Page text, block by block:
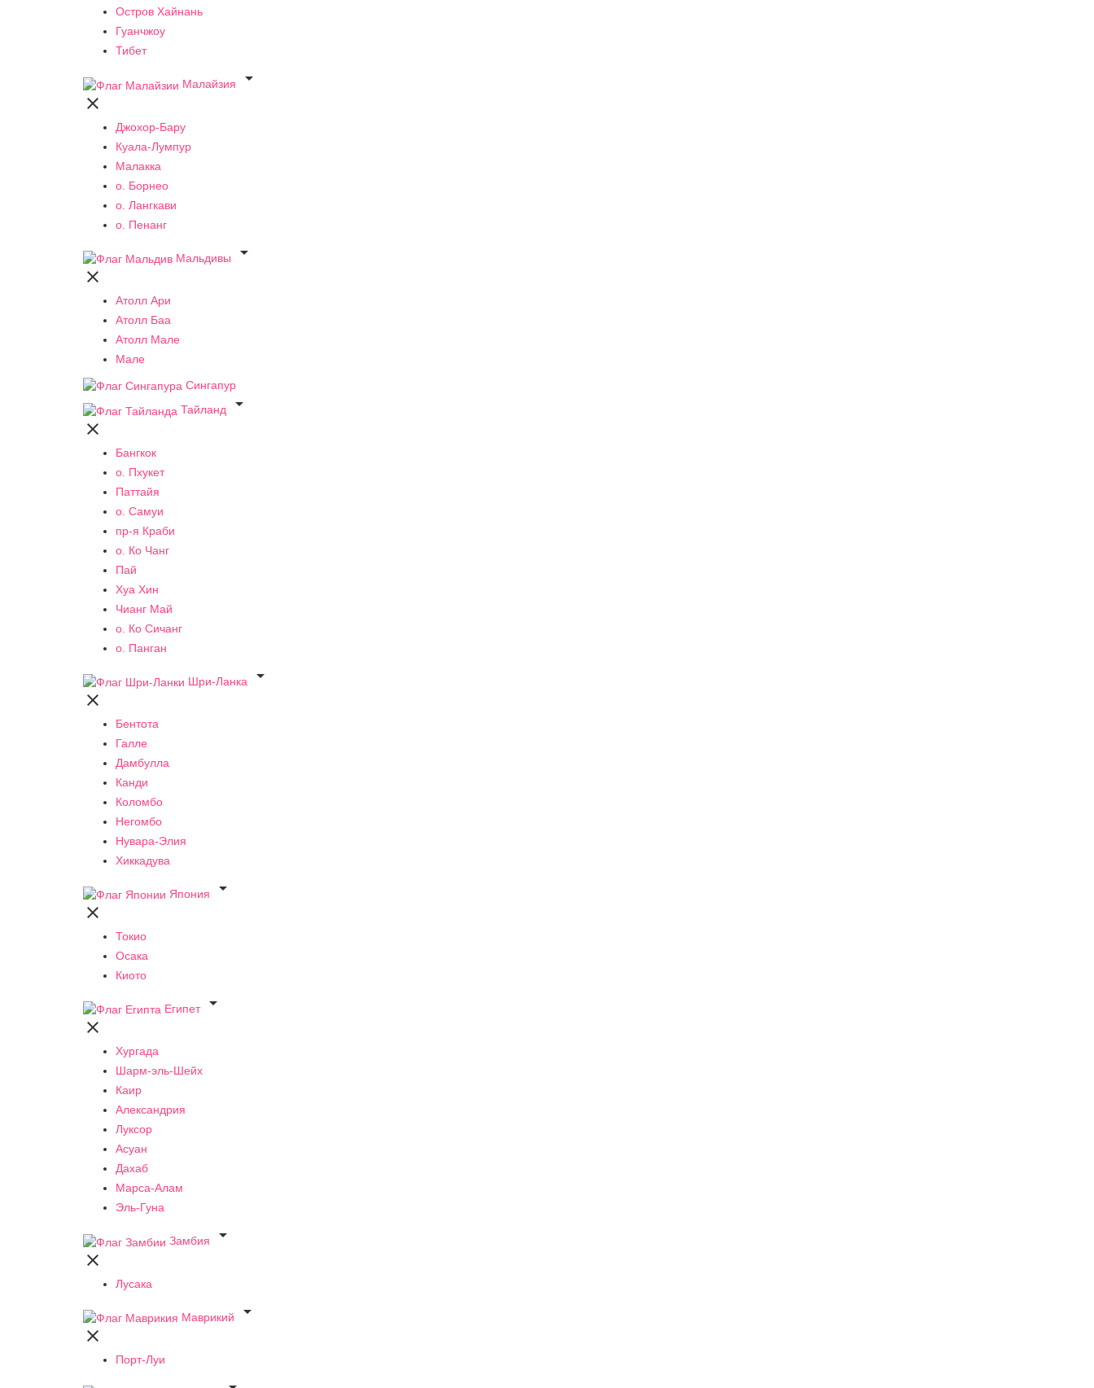
Остров Хайнань
Гуанчжоу
Тибет
Малайзия


Джохор-Бару
Куала-Лумпур
Малакка
о. Борнео
о. Лангкави
о. Пенанг
Мальдивы


Атолл Ари
Атолл Баа
Атолл Мале
Мале
Сингапур
Тайланд


Бангкок
о. Пхукет
Паттайя
о. Самуи
пр-я Краби
о. Ко Чанг
Пай
Хуа Хин
Чианг Май
о. Ко Сичанг
о. Панган
Шри-Ланка


Бентота
Галле
Дамбулла
Канди
Коломбо
Негомбо
Нувара-Элия
Хиккадува
Япония


Токио
Осака
Киото
Египет


Хургада
Шарм-эль-Шейх
Каир
Александрия
Луксор
Асуан
Дахаб
Марса-Алам
Эль-Гуна
Замбия


Лусака
Маврикий


Порт-Луи